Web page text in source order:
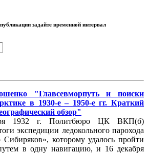
задайте временной интервал
"Главсевморпуть и поиски
в 1930-е – 1950-е гг. Краткий
обзор"
1932 г. Политбюро ЦК ВКП(б)
экспедиции ледокольного парохода
Сибиряков», которому удалось пройти
в одну навигацию, и 16 декабря